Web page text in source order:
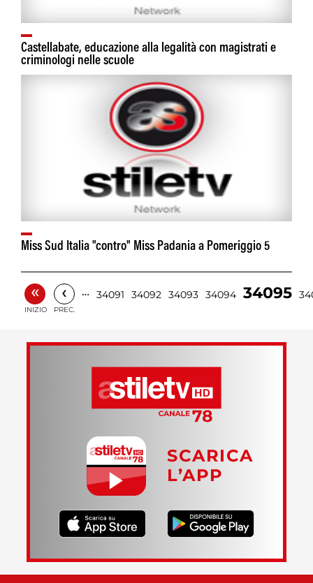
Castellabate, educazione alla legalità con magistrati e
criminologi nelle scuole
Miss Sud Italia "contro" Miss Padania a Pomeriggio 5
«
INIZIO
‹
PREC.
… 34091 34092 34093 34094 34095
SCARICA
L’APP